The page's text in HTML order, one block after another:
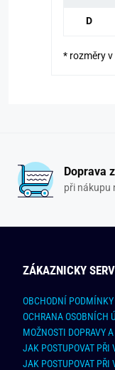
D
* rozměry
Doprava
při nákupu
ZÁKAZNICKY
OBCHODNÍ PODMÍNKY
OCHRANA OSOBNÍCH
MOŽNOSTI DOPRAVY
JAK POSTUPOVAT PŘI
JAK POSTUPOVAT PŘI